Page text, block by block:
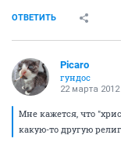
ОТВЕТИТЬ
Picaro
гундос
22 марта 2012
Мне кажется, что
какую-то другую